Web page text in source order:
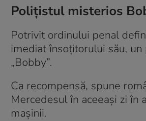
Polițistul misterios
Potrivit ordinului penal
imediat însoțitorului său,
„Bobby”.
Ca recompensă, spune
Mercedesul în aceeași zi în
mașinii.